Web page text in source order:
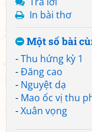
In bài thơ
Một số bài
-Thu hứng kỳ 1
-Đăng cao
- Nguyệt dạ
- Mao ốc vị thu
-Xuân vọng